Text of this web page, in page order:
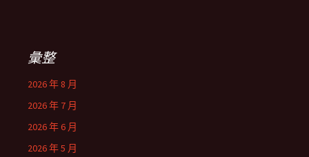
彙整
2026 年 8 月
2026 年 7 月
2026 年 6 月
2026 年 5 月